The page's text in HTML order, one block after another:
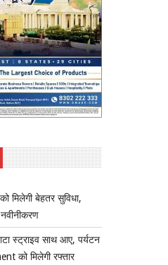
मिलेगी बेहतर सुविधा,
स्ट्राइव साथ आए, पर्यटन
को मिलेगी रफ्तार